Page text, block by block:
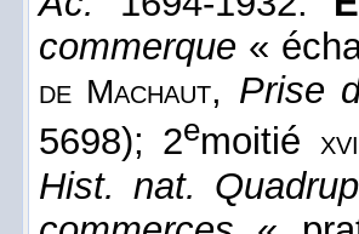
commerque «
de Machaut, Prise
5698); 2emoitié
Hist. nat.